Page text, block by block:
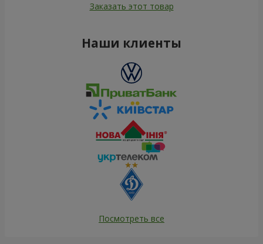
Заказать этот товар
Наши клиенты
Посмотреть все